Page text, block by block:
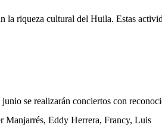
la riqueza cultural del Huila. Estas
se realizarán conciertos con
Manjarrés, Eddy Herrera, Francy, Luis